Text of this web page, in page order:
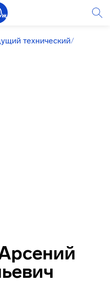
технический/